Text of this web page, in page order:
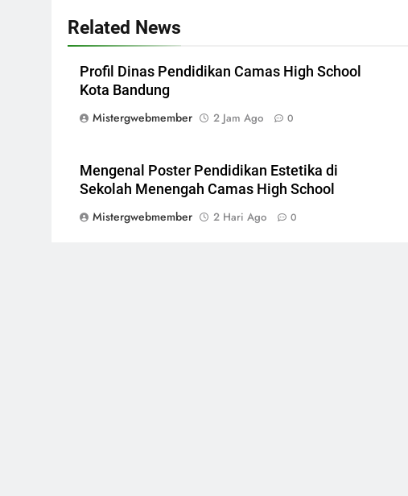
Related News
Profil Dinas Pendidikan Camas High School
Kota Bandung
Mistergwebmember
2 Jam Ago 0
Mengenal Poster Pendidikan Estetika di
Sekolah Menengah Camas High School
Mistergwebmember
2 Hari Ago 0